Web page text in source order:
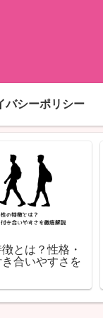
バシーポリシー
とは？性格・
合いやすさを